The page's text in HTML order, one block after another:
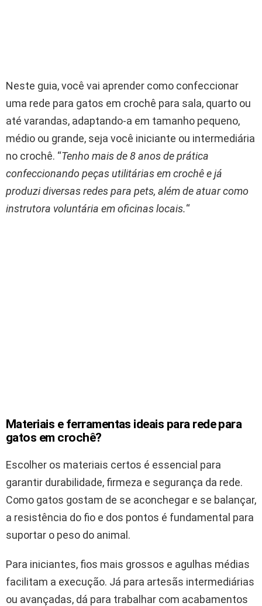
Neste guia, você vai aprender como confeccionar
uma rede para gatos em crochê para sala, quarto ou
até varandas, adaptando-a em tamanho pequeno,
médio ou grande, seja você iniciante ou intermediária
no crochê. “Tenho mais de 8 anos de prática
confeccionando peças utilitárias em crochê e já
produzi diversas redes para pets, além de atuar como
instrutora voluntária em oficinas locais.“
Materiais e ferramentas ideais para rede para
gatos em crochê?
Escolher os materiais certos é essencial para
garantir durabilidade, firmeza e segurança da rede.
Como gatos gostam de se aconchegar e se balançar,
a resistência do fio e dos pontos é fundamental para
suportar o peso do animal.
Para iniciantes, fios mais grossos e agulhas médias
facilitam a execução. Já para artesãs intermediárias
ou avançadas, dá para trabalhar com acabamentos